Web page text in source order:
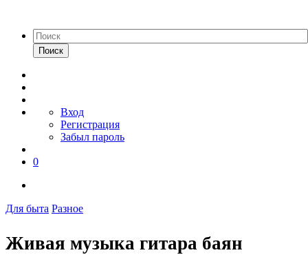
Поиск
Вход
Регистрация
Забыл пароль
0
Для быта Разное
Живая музыка гитара баян